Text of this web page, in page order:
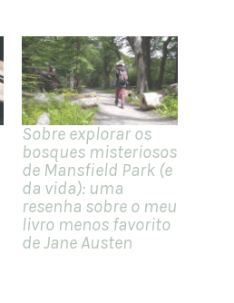
Sobre explorar os
bosques misteriosos
de Mansfield Park (e
da vida): uma
resenha sobre o meu
livro menos favorito
de Jane Austen